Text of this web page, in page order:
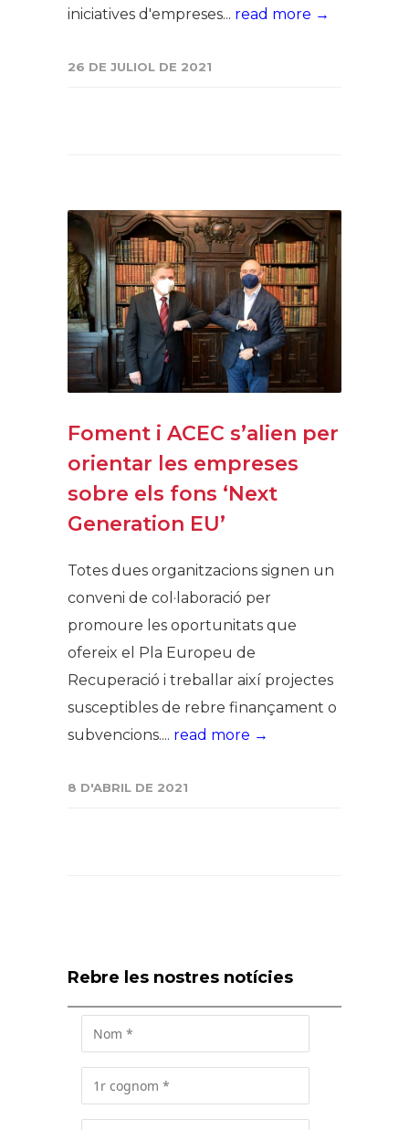
iniciatives d'empreses... read more →
26 DE JULIOL DE 2021
Foment i ACEC s’alien per
orientar les empreses
sobre els fons ‘Next
Generation EU’
Totes dues organitzacions signen un
conveni de col·laboració per
promoure les oportunitats que
ofereix el Pla Europeu de
Recuperació i treballar així projectes
susceptibles de rebre finançament o
subvencions.... read more →
8 D'ABRIL DE 2021
Rebre les nostres notícies